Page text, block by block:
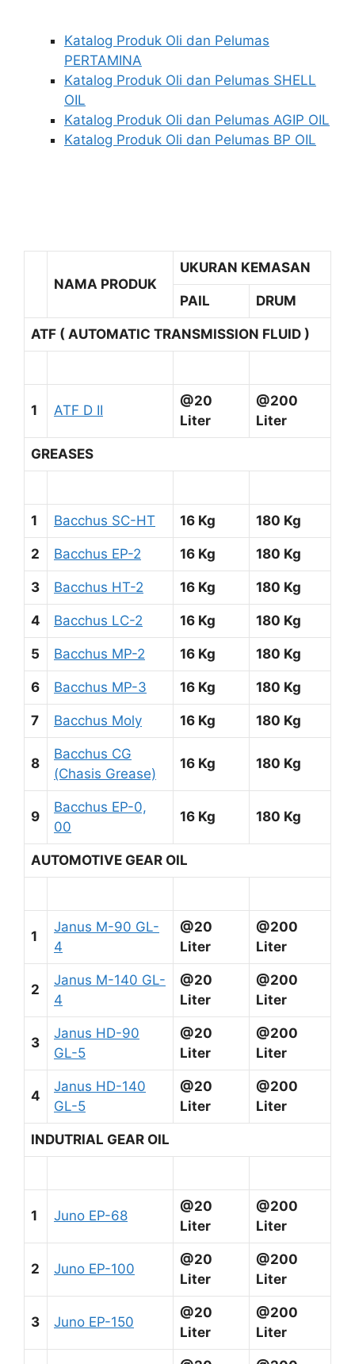
Katalog Produk Oli dan Pelumas
PERTAMINA
Katalog Produk Oli dan Pelumas SHELL
OIL
Katalog Produk Oli dan Pelumas AGIP OIL
Katalog Produk Oli dan Pelumas BP OIL
NAMA PRODUK
UKURAN KEMASAN
PAIL DRUM
ATF ( AUTOMATIC TRANSMISSION FLUID )
1 ATF D II
@20
Liter
@200
Liter
GREASES
1 Bacchus SC-HT 16 Kg 180 Kg
2 Bacchus EP-2 16 Kg 180 Kg
3 Bacchus HT-2 16 Kg 180 Kg
4 Bacchus LC-2 16 Kg 180 Kg
5 Bacchus MP-2 16 Kg 180 Kg
6 Bacchus MP-3 16 Kg 180 Kg
7 Bacchus Moly 16 Kg 180 Kg
8
Bacchus CG
(Chasis Grease)
16 Kg 180 Kg
9
Bacchus EP-0,
00
16 Kg 180 Kg
AUTOMOTIVE GEAR OIL
1
Janus M-90 GL-
4
@20
Liter
@200
Liter
2
Janus M-140 GL-
4
@20
Liter
@200
Liter
3
Janus HD-90
GL-5
@20
Liter
@200
Liter
4
Janus HD-140
GL-5
@20
Liter
@200
Liter
INDUTRIAL GEAR OIL
1 Juno EP-68
@20
Liter
@200
Liter
2 Juno EP-100
@20
Liter
@200
Liter
3 Juno EP-150
@20
Liter
@200
Liter